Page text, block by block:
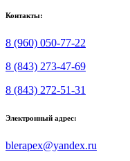
Контакты:
8 (960) 050-77-22
8 (843) 273-47-69
8 (843) 272-51-31
Электронный адрес:
blerapex@yandex.ru